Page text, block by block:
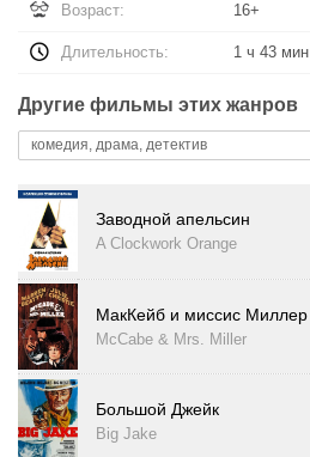
Возраст: 16+
Длительность: 1 ч 43 мин
Другие фильмы этих жанров
комедия, драма, детектив
Заводной апельсин
A Clockwork Orange
МакКейб и миссис Миллер
McCabe & Mrs. Miller
Большой Джейк
Big Jake